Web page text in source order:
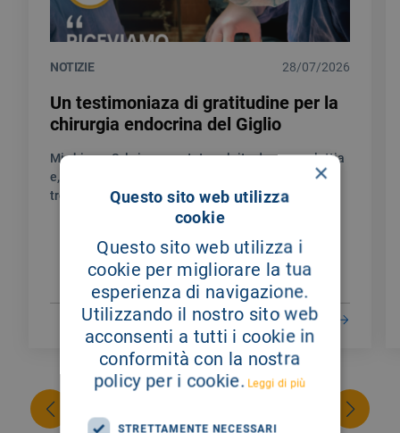
NOTIZIE 28/07/2026
Un testimoniaza di gratitudine per la
chirurgia endocrina del Giglio
Mi chiamo Sylwia sono stata colpita da una malattia
e, in questo percorso umanamente non facile, ho
trovato un’assistenza unica.
LEGGI DI PIÙ
×
Questo sito web utilizza
cookie
Questo sito web utilizza i
cookie per migliorare la tua
esperienza di navigazione.
Utilizzando il nostro sito web
acconsenti a tutti i cookie in
conformità con la nostra
policy per i cookie. Leggi di più
STRETTAMENTE NECESSARI